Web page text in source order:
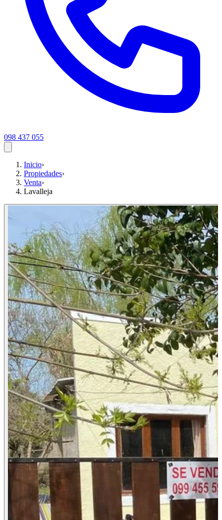
098 437 055
Inicio›
Propiedades›
Venta›
Lavalleja